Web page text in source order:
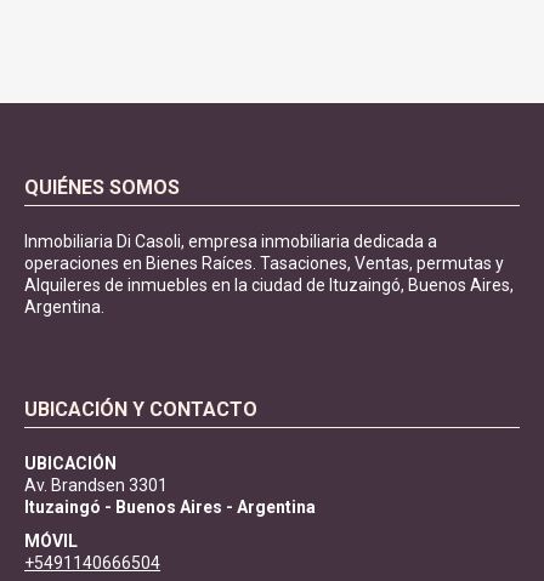
QUIÉNES SOMOS
Inmobiliaria Di Casoli, empresa inmobiliaria dedicada a
operaciones en Bienes Raíces. Tasaciones, Ventas, permutas y
Alquileres de inmuebles en la ciudad de Ituzaingó, Buenos Aires,
Argentina.
UBICACIÓN Y CONTACTO
UBICACIÓN
Av. Brandsen 3301
Ituzaingó - Buenos Aires - Argentina
MÓVIL
+5491140666504